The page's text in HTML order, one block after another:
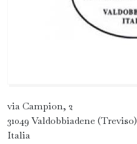
via Campion, 2
31049 Valdobbiadene (Treviso)
Italia